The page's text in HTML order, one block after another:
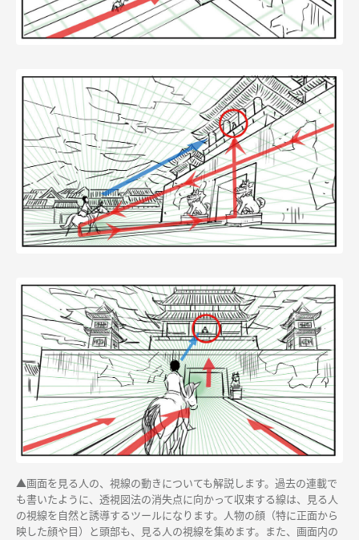
▲画面を見る人の、視線の動きについても解説します。過去の連載で
も書いたように、透視図法の消失点に向かって収束する線は、見る人
の視線を自然と誘導するツールになります。人物の顔（特に正面から
映した顔や目）と頭部も、見る人の視線を集めます。また、画面内の